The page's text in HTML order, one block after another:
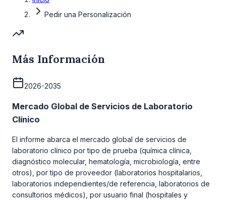
Pedir una Personalización
Más Información
2026-2035
Mercado Global de Servicios de Laboratorio
Clínico
El informe abarca el mercado global de servicios de
laboratorio clínico por tipo de prueba (química clínica,
diagnóstico molecular, hematología, microbiología, entre
otros), por tipo de proveedor (laboratorios hospitalarios,
laboratorios independientes/de referencia, laboratorios de
consultorios médicos), por usuario final (hospitales y